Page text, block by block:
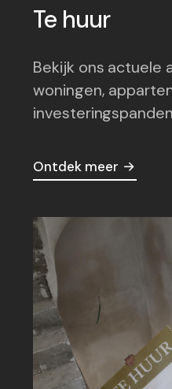
Te huur
Bekijk ons actuele
woningen,
Ontdek meer